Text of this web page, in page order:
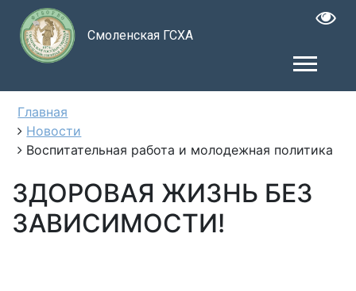
Смоленская ГСХА
Главная
Новости
Воспитательная работа и молодежная политика
ЗДОРОВАЯ ЖИЗНЬ БЕЗ
ЗАВИСИМОСТИ!